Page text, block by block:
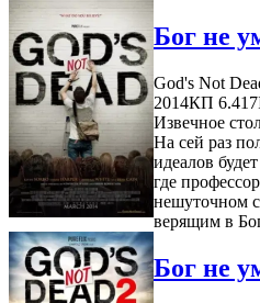
Бог не
God's Not
2014КП 6.417
Извечное
На сей раз
идеалов
где
нешуточном
верящим в
Бог не